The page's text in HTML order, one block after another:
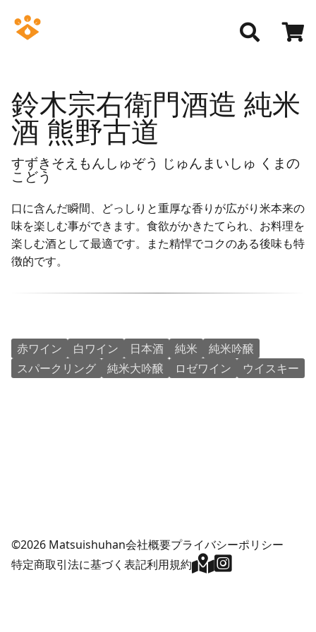
鈴木宗右衛門酒造 純米
酒 熊野古道
すずきそえもんしゅぞう じゅんまいしゅ くまの
こどう
口に含んだ瞬間、どっしりと重厚な香りが広がり米本来の
味を楽しむ事ができます。食欲がかきたてられ、お料理を
楽しむ酒として最適です。また精悍でコクのある後味も特
徴的です。
赤ワイン 白ワイン 日本酒 純米
純米吟醸
スパークリング
純米大吟醸 ロゼワイン ウイスキー
©2026 Matsuishuhan会社概要プライバシーポリシー
特定商取引法に基づく表記利用規約